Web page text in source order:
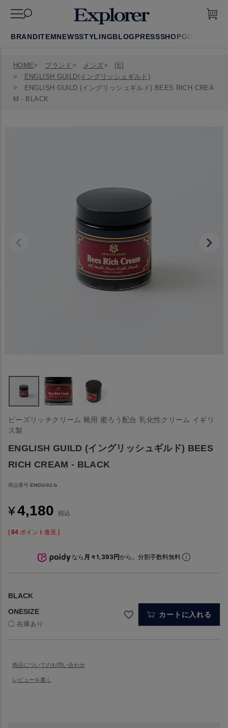
BRANDITEMNEWSSTYLINGBLOGPRESSSHOPGUIDE
HOME ブランド メンズ
[E]
ENGLISH GUILD(イングリッシュギルド)
ENGLISH GUILD (イングリッシュギルド) BEES RICH CREA
M - BLACK
ビーズリッチクリーム 靴用 蜜ろう配合 乳化性クリーム イギリ
ス製
ENGLISH GUILD (イングリッシュギルド) BEES
RICH CREAM - BLACK
商品番号 ENGU-01-b
¥4,180 税込
[ 84 ポイント進呈 ]
なら 月々1,393円から。分割手数料無料
BLACK
ONESIZE
カートに入れる